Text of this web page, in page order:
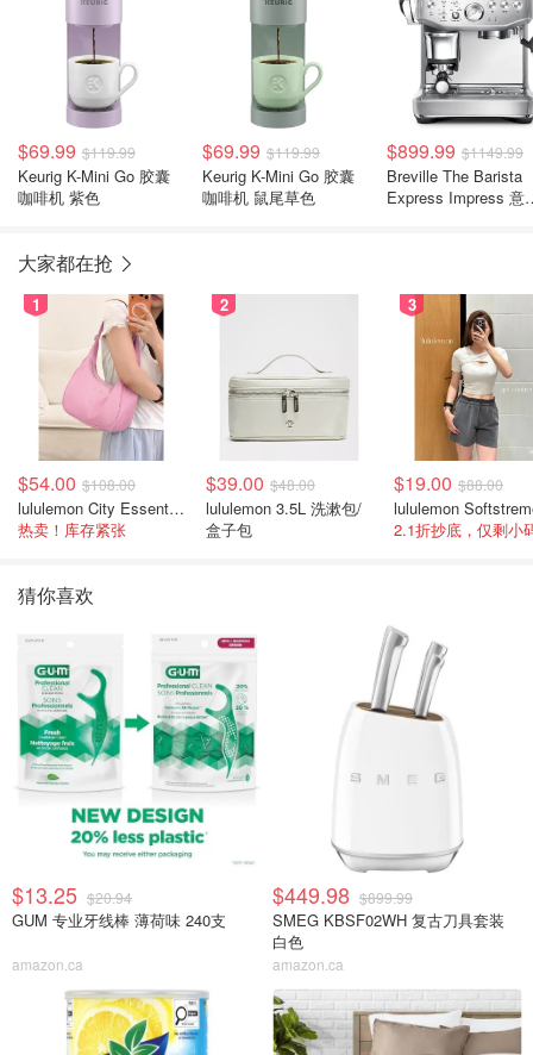
$69.99 $119.99
Keurig K-Mini Go 胶囊
咖啡机 紫色
$69.99 $119.99
Keurig K-Mini Go 胶囊
咖啡机 鼠尾草色
$899.99 $1149.99
Breville The Barista
Express Impress 意
大家都在抢
1
$54.00 $108.00
lululemon City Essentials 肩背包 4L
热卖！库存紧张
2
$39.00 $48.00
lululemon 3.5L 洗漱包/
盒子包
3
$19.00 $88.00
2.1折抄底，仅剩小
猜你喜欢
$13.25 $20.94
GUM 专业牙线棒 薄荷味 240支
amazon.ca
$449.98 $899.99
SMEG KBSF02WH 复古刀具套装
白色
amazon.ca